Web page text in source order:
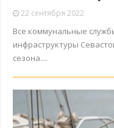
22 сентября 2022
Все коммунальные
инфраструктуры
сезона....